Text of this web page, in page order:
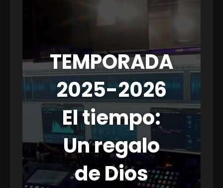
TEMPORADA
2025-2026
El tiempo:
Un regalo
de Dios